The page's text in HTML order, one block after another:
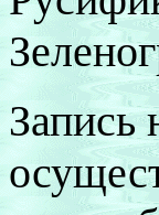
Запись